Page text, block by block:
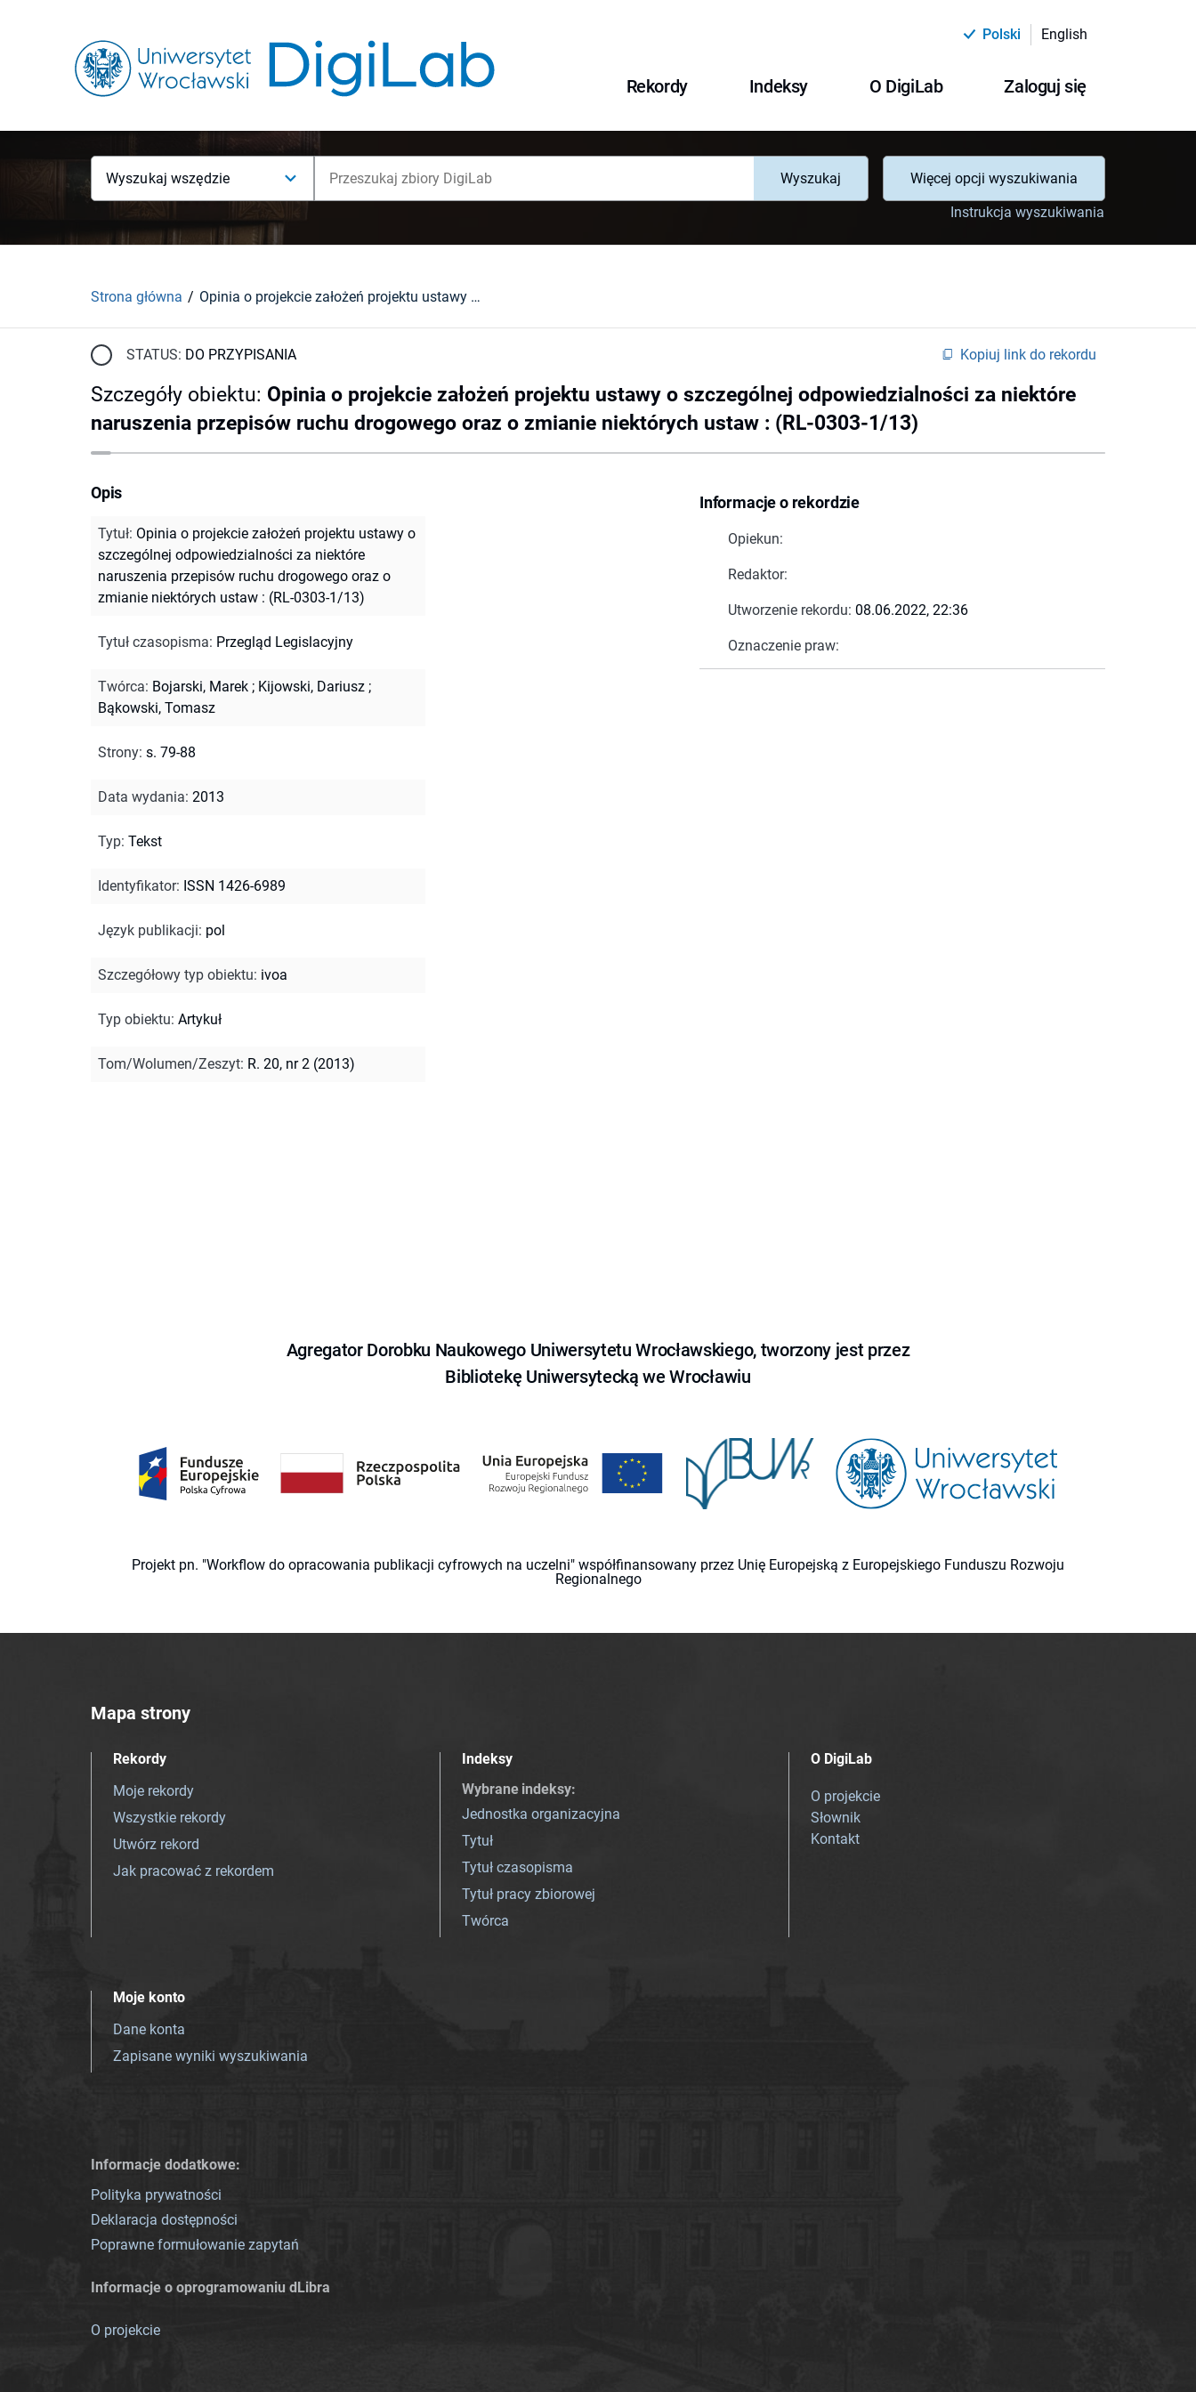
Polski English
Rekordy Indeksy O DigiLab Zaloguj się
Wyszukaj wszędzie Wyszukaj
Więcej opcji wyszukiwania
Instrukcja wyszukiwania
Strona główna Opinia o projekcie założeń projektu ustawy o szczególnej odpowiedzialności za niektóre naruszenia przepisów ruchu drogowego oraz o zmianie niektórych ustaw : (RL-0303-1/13)
STATUS: DO PRZYPISANIA Kopiuj link do rekordu
Szczegóły obiektu: Opinia o projekcie założeń projektu ustawy o szczególnej odpowiedzialności za niektóre
naruszenia przepisów ruchu drogowego oraz o zmianie niektórych ustaw : (RL-0303-1/13)
Informacje o rekordzie
Opiekun:
Redaktor:
Utworzenie rekordu: 08.06.2022, 22:36
Oznaczenie praw:
Opis
Tytuł: Opinia o projekcie założeń projektu ustawy o
szczególnej odpowiedzialności za niektóre
naruszenia przepisów ruchu drogowego oraz o
zmianie niektórych ustaw : (RL-0303-1/13)
Tytuł czasopisma: Przegląd Legislacyjny
Twórca: Bojarski, Marek ; Kijowski, Dariusz ;
Bąkowski, Tomasz
Strony: s. 79-88
Data wydania: 2013
Typ: Tekst
Identyfikator: ISSN 1426-6989
Język publikacji: pol
Szczegółowy typ obiektu: ivoa
Typ obiektu: Artykuł
Tom/Wolumen/Zeszyt: R. 20, nr 2 (2013)
Agregator Dorobku Naukowego Uniwersytetu Wrocławskiego, tworzony jest przez
Bibliotekę Uniwersytecką we Wrocławiu
Projekt pn. "Workflow do opracowania publikacji cyfrowych na uczelni" współfinansowany przez Unię Europejską z Europejskiego Funduszu Rozwoju
Regionalnego
Mapa strony
Rekordy
Moje rekordy
Wszystkie rekordy
Utwórz rekord
Jak pracować z rekordem
Indeksy
Wybrane indeksy:
Jednostka organizacyjna
Tytuł
Tytuł czasopisma
Tytuł pracy zbiorowej
Twórca
O DigiLab
O projekcie
Słownik
Kontakt
Moje konto
Dane konta
Zapisane wyniki wyszukiwania
Informacje dodatkowe:
Polityka prywatności
Deklaracja dostępności
Poprawne formułowanie zapytań
Informacje o oprogramowaniu dLibra
O projekcie